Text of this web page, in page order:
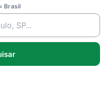
Brasil